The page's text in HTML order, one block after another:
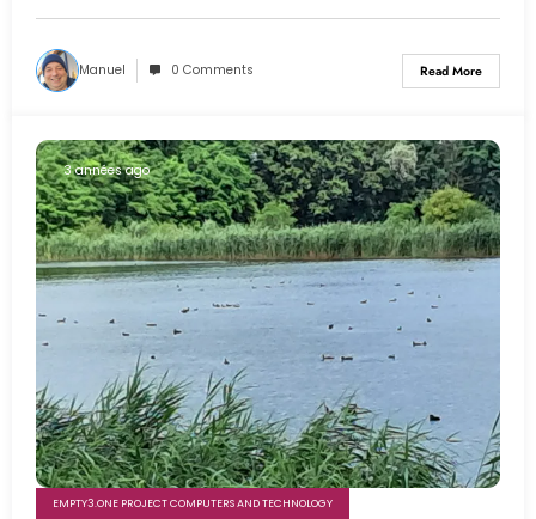
Manuel 0 Comments Read More
3 années ago
EMPTY3.ONE PROJECT COMPUTERS AND TECHNOLOGY